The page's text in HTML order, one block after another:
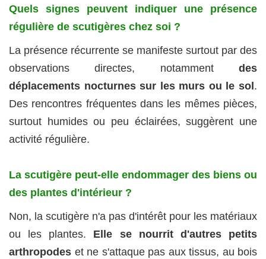
Quels signes peuvent indiquer une présence
régulière de scutigères chez soi ?
La présence récurrente se manifeste surtout par des
observations directes, notamment des
déplacements nocturnes sur les murs ou le sol .
Des rencontres fréquentes dans les mêmes pièces,
surtout humides ou peu éclairées, suggèrent une
activité régulière.
La scutigère peut-elle endommager des biens ou
des plantes d'intérieur ?
Non, la scutigère n'a pas d'intérêt pour les matériaux
ou les plantes. Elle se nourrit d'autres petits
arthropodes et ne s'attaque pas aux tissus, au bois